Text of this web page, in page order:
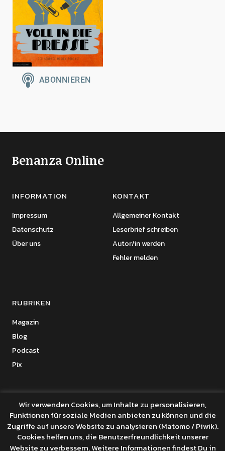
Benanza Online
INFORMATION
Impressum
Datenschutz
Über uns
KONTAKT
Allgemeiner Kontakt
Leserbrief schreiben
Autor/in werden
Fehler melden
RUBRIKEN
Magazin
Blog
Podcast
Pix
Copyright © 2026 Benanza Online
Datenschutz
Powered by WordPress
Theme: Uku vonElmastudio
Wir verwenden Cookies, um Inhalte zu personalisieren,
Funktionen für soziale Medien anbieten zu können und die
Zugriffe auf unsere Website zu analysieren (Matomo / Piwik).
Cookies helfen uns, die Benutzerfreundlichkeit unserer
Website zu verbessern. Weitere Informationen findest Du in